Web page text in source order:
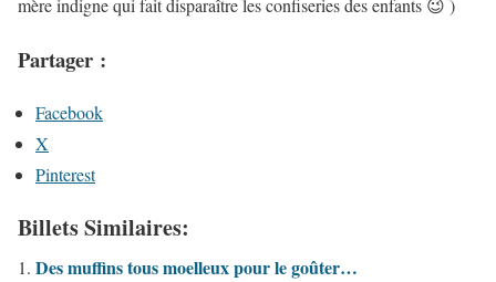
mère indigne qui fait disparaître les confiseries des enfants 😉 )
Partager :
Facebook
X
Pinterest
Billets Similaires:
Des muffins tous moelleux pour le goûter…